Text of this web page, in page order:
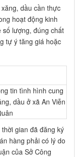
dầu cần thực
hoạt động kinh
số lượng, đúng chất
tự ý tăng giá hoặc
tin tình hình cung
dầu ở xã An Viễn
gian đã đăng ký
hàng phải có lý do
của Sở Công